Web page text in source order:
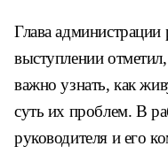
Глава администрации
выступлении
важно узнать, как
суть их проблем. В
руководителя и его